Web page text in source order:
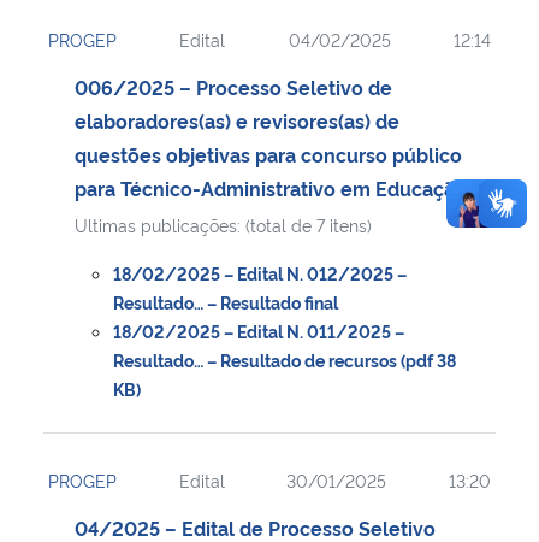
PROGEP Edital 04/02/2025 12:14
006/2025 – Processo Seletivo de
elaboradores(as) e revisores(as) de
questões objetivas para concurso público
para Técnico-Administrativo em Educação
Ultimas publicações: (total de 7 itens)
18/02/2025 – Edital N. 012/2025 –
Resultado… – Resultado final
18/02/2025 – Edital N. 011/2025 –
Resultado… – Resultado de recursos (pdf 38
KB)
PROGEP Edital 30/01/2025 13:20
04/2025 – Edital de Processo Seletivo